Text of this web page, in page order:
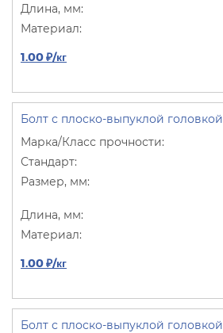
1.00 ₽/кг
Болт с плоско-выпуклой головкой
1.00 ₽/кг
Болт с плоско-выпуклой головкой